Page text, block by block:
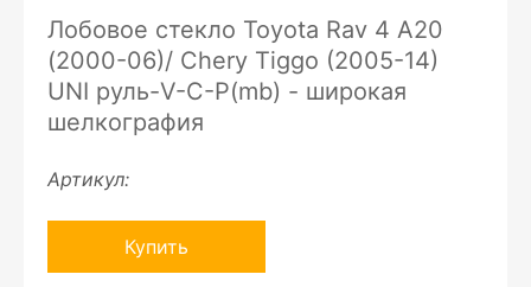
Лобовое стекло Toyota Rav 4 A20
(2000-06)/ Chery Tiggo (2005-14)
UNI руль-V-C-P(mb) - широкая
шелкография
Артикул:
Купить